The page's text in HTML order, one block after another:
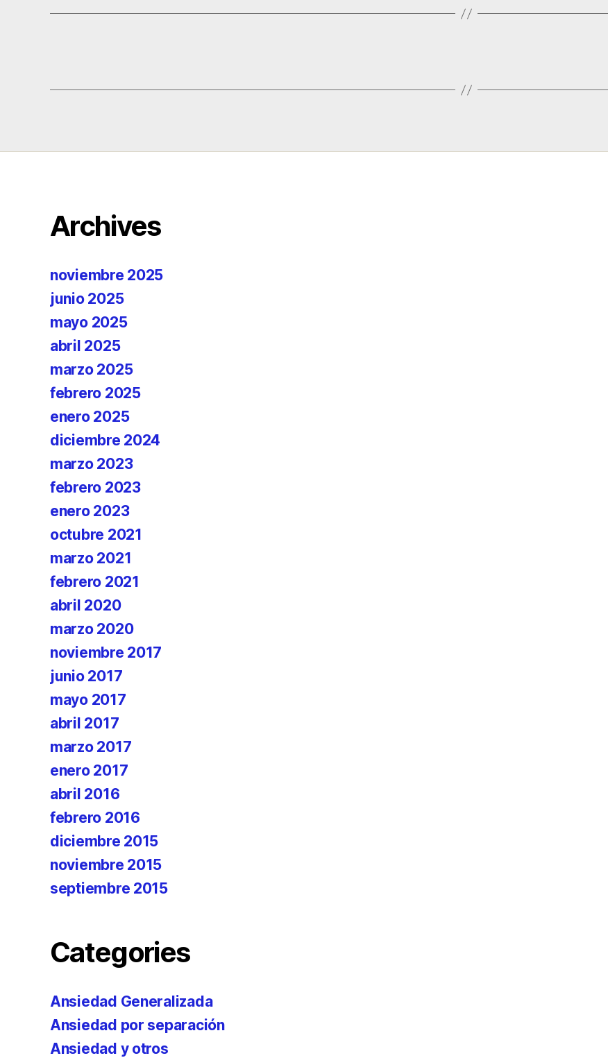
Archives
noviembre 2025
junio 2025
mayo 2025
abril 2025
marzo 2025
febrero 2025
enero 2025
diciembre 2024
marzo 2023
febrero 2023
enero 2023
octubre 2021
marzo 2021
febrero 2021
abril 2020
marzo 2020
noviembre 2017
junio 2017
mayo 2017
abril 2017
marzo 2017
enero 2017
abril 2016
febrero 2016
diciembre 2015
noviembre 2015
septiembre 2015
Categories
Ansiedad Generalizada
Ansiedad por separación
Ansiedad y otros